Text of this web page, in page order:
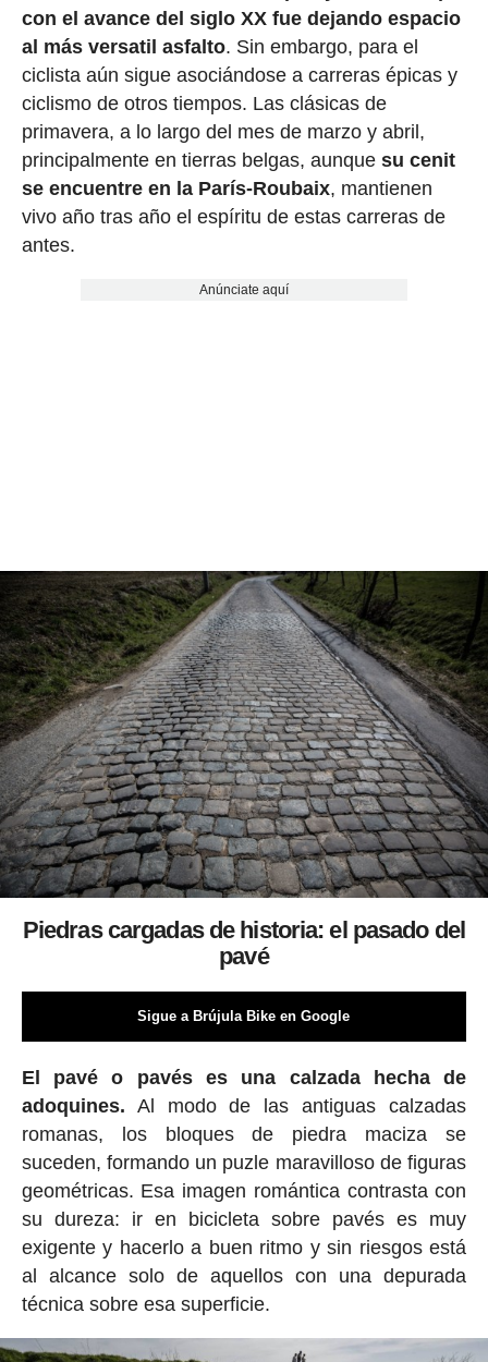
con el avance del siglo XX fue dejando espacio
al más versatil asfalto. Sin embargo, para el
ciclista aún sigue asociándose a carreras épicas y
ciclismo de otros tiempos. Las clásicas de
primavera, a lo largo del mes de marzo y abril,
principalmente en tierras belgas, aunque su cenit
se encuentre en la París-Roubaix, mantienen
vivo año tras año el espíritu de estas carreras de
antes.
Anúnciate aquí
Piedras cargadas de historia: el pasado del
pavé
Sigue a Brújula Bike en Google
El pavé o pavés es una calzada hecha de
adoquines. Al modo de las antiguas calzadas
romanas, los bloques de piedra maciza se
suceden, formando un puzle maravilloso de figuras
geométricas. Esa imagen romántica contrasta con
su dureza: ir en bicicleta sobre pavés es muy
exigente y hacerlo a buen ritmo y sin riesgos está
al alcance solo de aquellos con una depurada
técnica sobre esa superficie.